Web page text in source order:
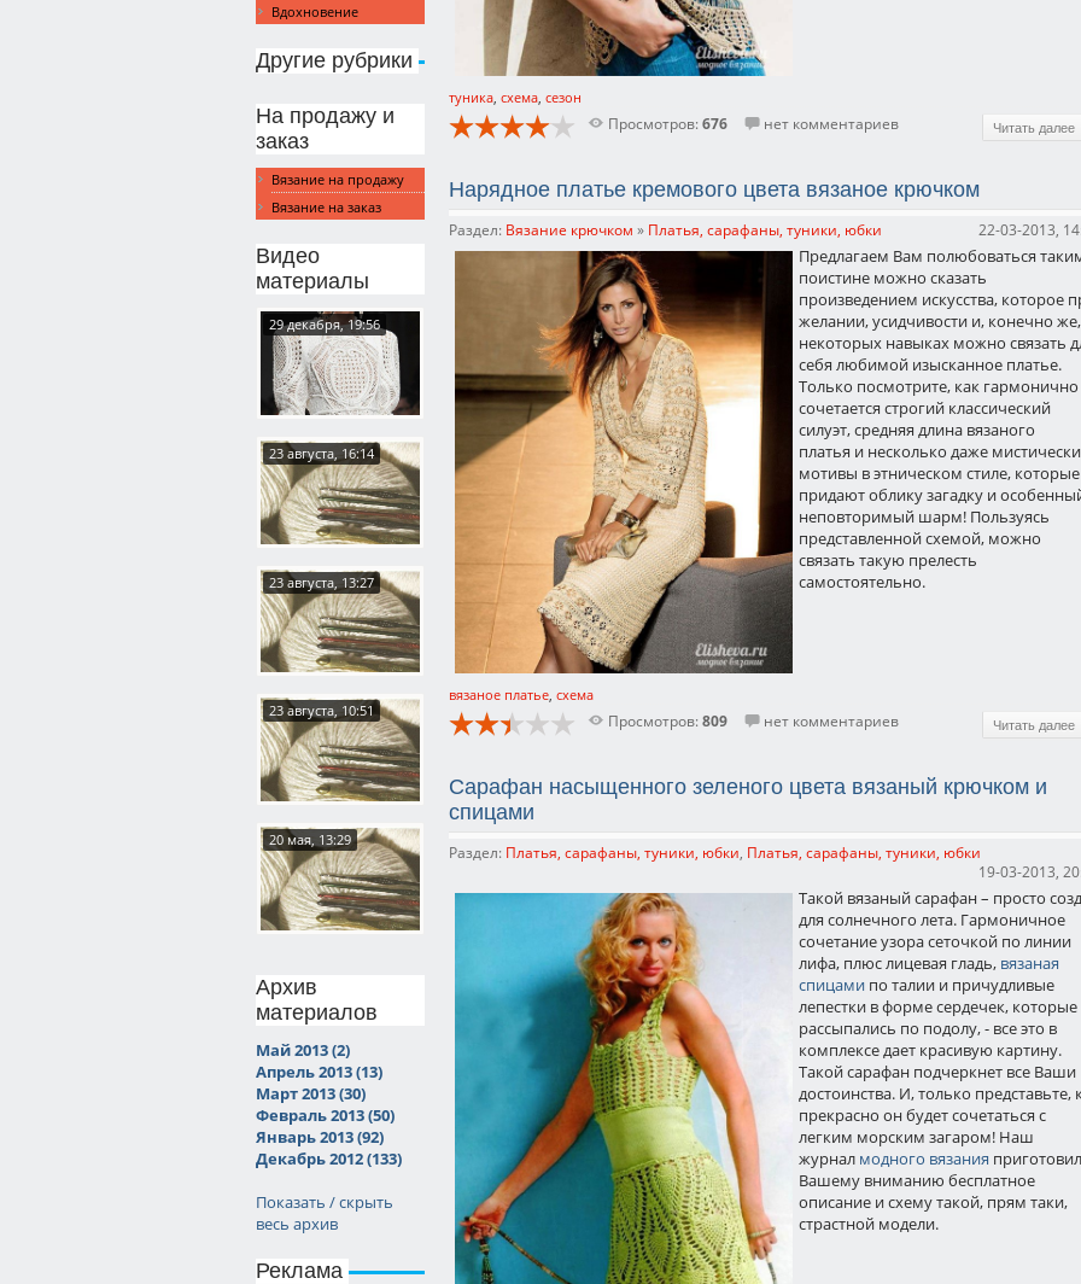
Вдохновение
Другие рубрики
На продажу и
заказ
Вязание на продажу
Вязание на заказ
Видео
материалы
29 декабря, 19:56
23 августа, 16:14
23 августа, 13:27
23 августа, 10:51
20 мая, 13:29
Архив
материалов
Май 2013 (2)
Апрель 2013 (13)
Март 2013 (30)
Февраль 2013 (50)
Январь 2013 (92)
Декабрь 2012 (133)
Показать / скрыть
весь архив
Реклама
туника схема сезон
Просмотров:676 нет комментариев Читать далее
Нарядное платье кремового цвета вязаное крючком
Раздел: Вязание крючком » Платья, сарафаны, туники, юбки 22-03-2013,
Предлагаем Вам полюбоваться
поистине можно сказать
произведением искусства, которое
желании, усидчивости и, конечно же,
некоторых навыках можно связать
себя любимой изысканное платье.
Только посмотрите, как гармонично
сочетается строгий классический
силуэт, средняя длина вязаного
платья и несколько даже
мотивы в этническом стиле, которые
придают облику загадку и
неповторимый шарм! Пользуясь
представленной схемой, можно
связать такую прелесть
самостоятельно.
вязаное платье схема
Просмотров:809 нет комментариев Читать далее
Сарафан насыщенного зеленого цвета вязаный крючком и
спицами
Раздел: Платья, сарафаны, туники, юбки Платья, сарафаны, туники, юбки
19-03-2013,
Такой вязаный сарафан – просто
для солнечного лета. Гармоничное
сочетание узора сеточкой по линии
лифа, плюс лицевая гладь, вязаная
спицами по талии и причудливые
лепестки в форме сердечек, которые
рассыпались по подолу, - все это в
комплексе дает красивую картину.
Такой сарафан подчеркнет все Ваши
достоинства. И, только представьте,
прекрасно он будет сочетаться с
легким морским загаром! Наш
журнал модного вязания приготовил
Вашему вниманию бесплатное
описание и схему такой, прям таки,
страстной модели.